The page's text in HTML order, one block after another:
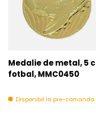
Medalie de metal, 5
fotbal, MMC0450
Disponibil la pre-comanda